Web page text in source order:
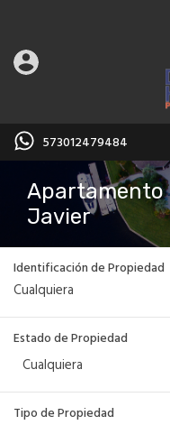
573012479484
Apartamento
Javier
Identificación de Propiedad
Estado de Propiedad
Cualquiera
Tipo de Propiedad